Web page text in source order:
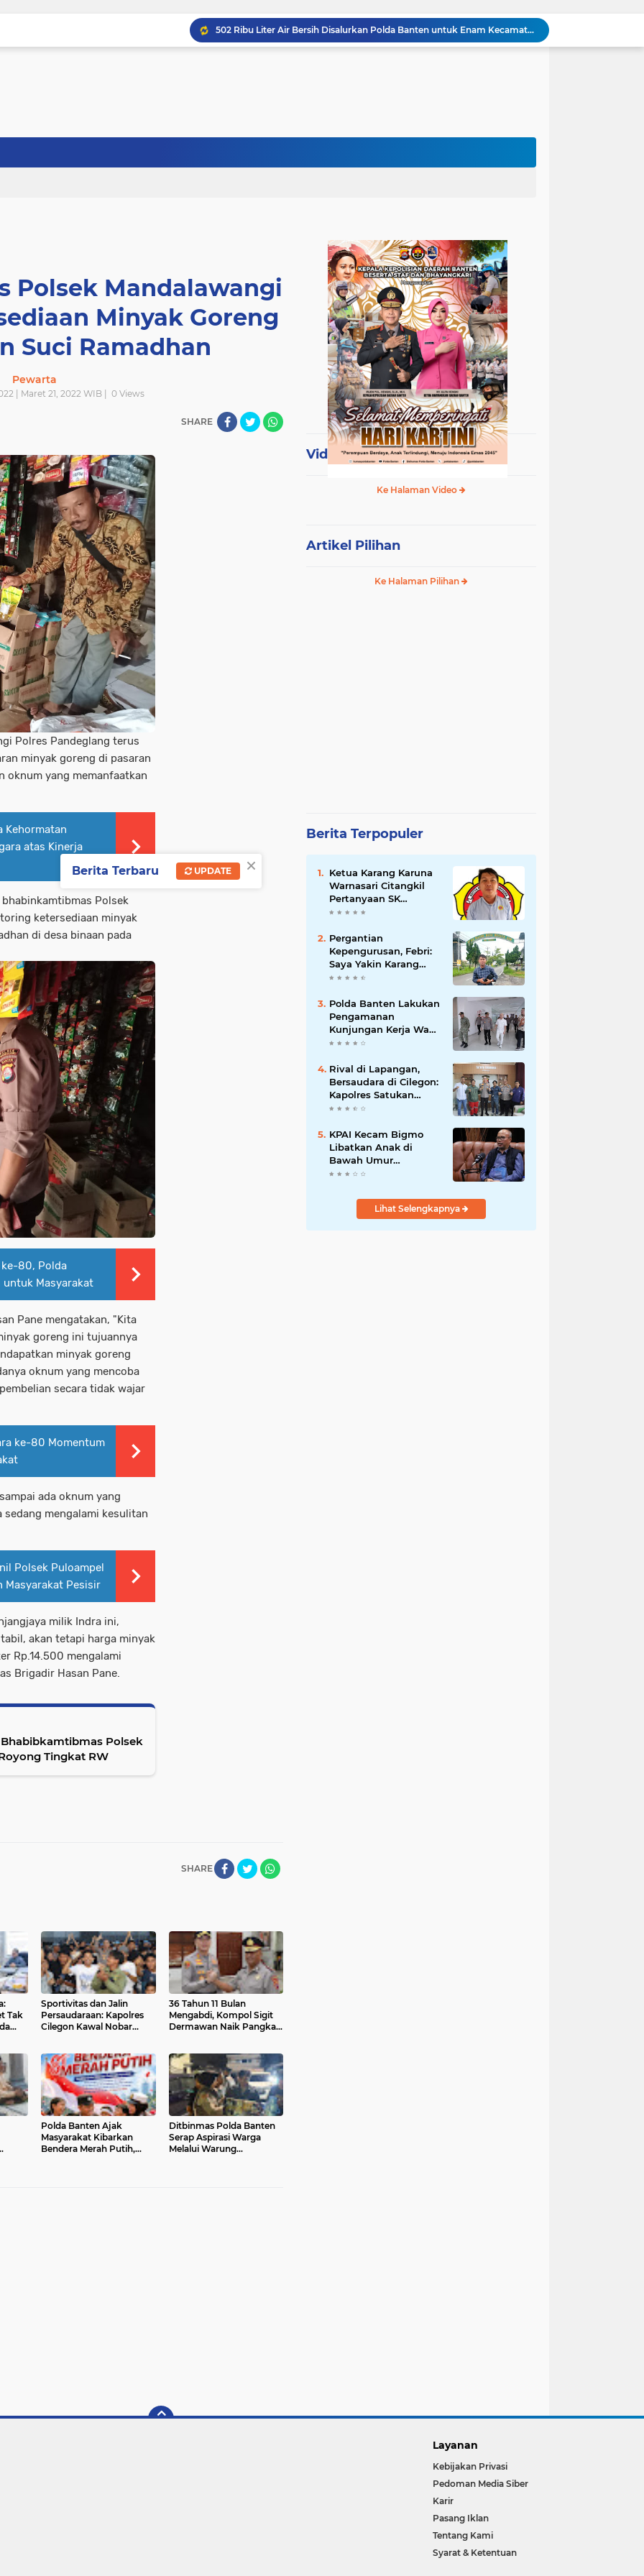
502 Ribu Liter Air Bersih Disalurkan Polda Banten untuk Enam Kecamatan di Kabupaten Serang
Melalui Talkshow RRI Banten, Polda Banten Edukasi Masyarakat tentang Bahaya Karhutla dan Konsekuensi Hukum Pembakaran Lahan
Bhabinkamtibmas Polsek Puloampel Sambang Warganya, Himbau Bahaya Bakar Sampah dan Sosialisasikan Layanan 110
Polsek Mandalawangi
Minyak Goreng
Suci Ramadhan
Pewarta
| Maret 21, 2022 WIB | 0Views
SHARE
Polres Pandeglang terus
minyak goreng di pasaran
oknum yang memanfaatkan
Kehormatan
atas Kinerja
Polsek
ketersediaan minyak
di desa binaan pada
80, Polda
untuk Masyarakat
Pane mengatakan, "Kita
goreng ini tujuannya
minyak goreng
oknum yang mencoba
secara tidak wajar
ke-80 Momentum
ada oknum yang
mengalami kesulitan
Polsek Puloampel
Masyarakat Pesisir
milik Indra ini,
akan tetapi harga minyak
Rp.14.500 mengalami
Brigadir Hasan Pane.
Polsek
Tingkat RW
SHARE
Tak
Sportivitas dan Jalin
Persaudaraan: Kapolres
Cilegon Kawal Nobar
Kondusif
36 Tahun 11 Bulan
Mengabdi, Kompol Sigit
Dermawan Naik Pangkat
Cilegon
Polda Banten Ajak
Masyarakat Kibarkan
Bendera Merah Putih,
Ditbinmas Polda Banten
Serap Aspirasi Warga
Melalui Warung
Video Terpopuler
Ke Halaman Video
Artikel Pilihan
Ke Halaman Pilihan
Berita Terpopuler
Ketua Karang Karuna
Warnasari Citangkil
Pertanyaan SK
Karetaker dan Urgensi
Berduka
Pergantian
Kepengurusan, Febri:
Saya Yakin Karang
Taruna Wanakarsa
Kepemimpinan Bung
Entus Jauh Membawa
Manfaat
Polda Banten Lakukan
Pengamanan
Kunjungan Kerja Wakil
Presiden RI
Rival di Lapangan,
Bersaudara di Cilegon:
Kapolres Satukan
Viking dan Jak Mania
Piala Presiden 2026
KPAI Kecam Bigmo
Libatkan Anak di
Bawah Umur
Promosikan Liquid
Bertindak Tegas
Lihat Selengkapnya
Layanan
Kebijakan Privasi
Pedoman Media Siber
Karir
Pasang Iklan
Tentang Kami
Syarat & Ketentuan
×
Berita Terbaru UPDATE